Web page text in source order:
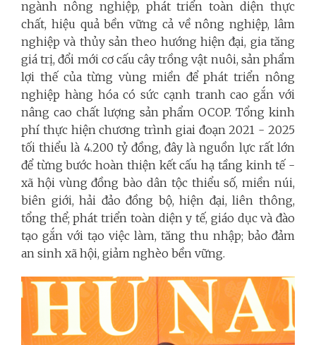
ngành nông nghiệp, phát triển toàn diện thực
chất, hiệu quả bền vững cả về nông nghiệp, lâm
nghiệp và thủy sản theo hướng hiện đại, gia tăng
giá trị, đổi mới cơ cấu cây trồng vật nuôi, sản phẩm
lợi thế của từng vùng miền để phát triển nông
nghiệp hàng hóa có sức cạnh tranh cao gắn với
nâng cao chất lượng sản phẩm OCOP. Tổng kinh
phí thực hiện chương trình giai đoạn 2021 - 2025
tối thiểu là 4.200 tỷ đồng, đây là nguồn lực rất lớn
để từng bước hoàn thiện kết cấu hạ tầng kinh tế -
xã hội vùng đồng bào dân tộc thiểu số, miền núi,
biên giới, hải đảo đồng bộ, hiện đại, liên thông,
tổng thể; phát triển toàn diện y tế, giáo dục và đào
tạo gắn với tạo việc làm, tăng thu nhập; bảo đảm
an sinh xã hội, giảm nghèo bền vững.